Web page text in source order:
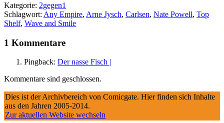
Kategorie: 2gegen1
Schlagwort: Any Empire, Arne Jysch, Carlsen, Nate Powell, Top
Shelf, Wave and Smile
1 Kommentare
Pingback: Der nasse Fisch |
Kommentare sind geschlossen.
Dies ist der Archivbereich von Comicgate. Hier finden sich Inhalte
aus den Jahren 2005-2014.
Zur aktuellen Website wechseln